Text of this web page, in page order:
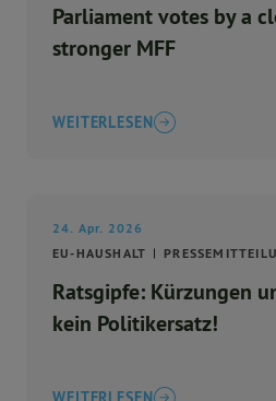
Parliament votes by a
stronger MFF
WEITERLESEN
24. Apr. 2026
EU-HAUSHALT
Ratsgipfe: Kürzungen
kein Politikersatz!